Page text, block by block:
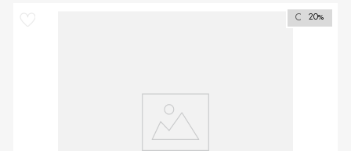
Outlet
20%